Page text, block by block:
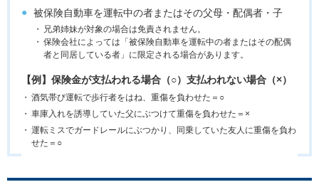
被保険自動車を運転中の者またはその父母・配偶者・子
兄弟姉妹が対象の場合は免責されません。
保険会社によっては「被保険自動車を運転中の者またはその配偶
者と同居している者」に限定される場合があります。
【例】保険金が支払われる場合（○）支払われない場合（×）
酒気帯び運転で歩行者をはね、重傷を負わせた＝○
車庫入れを誘導していた父にぶつけて重傷を負わせた＝×
運転ミスでガードレールにぶつかり、同乗していた友人に重傷を負わ
せた＝○